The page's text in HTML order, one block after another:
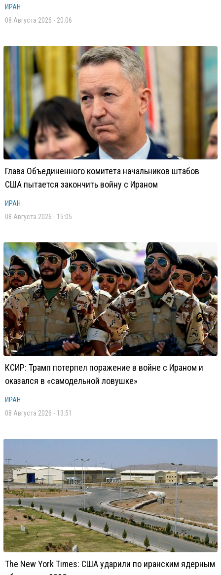
ИРАН
08 Августа 2026 - 20:06
Глава Объединенного комитета начальников штабов
США пытается закончить войну с Ираном
ИРАН
08 Августа 2026 - 15:05
КСИР: Трамп потерпел поражение в войне с Ираном и
оказался в «самодельной ловушке»
ИРАН
08 Августа 2026 - 13:51
The New York Times: США ударили по иранским ядерным